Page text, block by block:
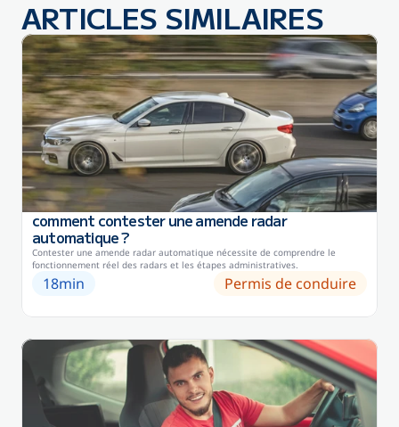
ARTICLES SIMILAIRES
comment contester une amende radar
automatique ?
Contester une amende radar automatique nécessite de comprendre le
fonctionnement réel des radars et les étapes administratives.
18min Permis de conduire